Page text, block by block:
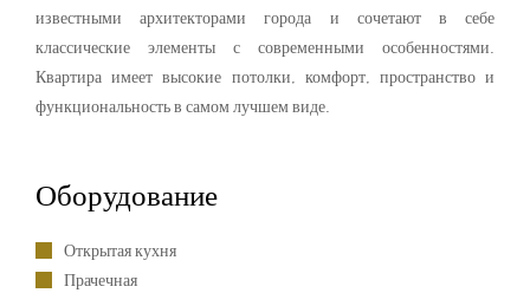
известными архитекторами города и сочетают в себе
классические элементы с современными особенностями.
Квартира имеет высокие потолки, комфорт, пространство и
функциональность в самом лучшем виде.
Оборудование
Открытая кухня
Прачечная